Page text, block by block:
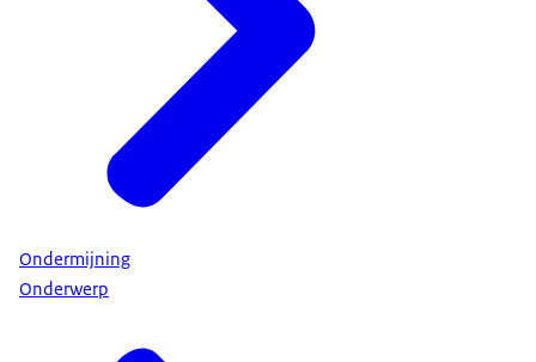
Ondermijning
Onderwerp